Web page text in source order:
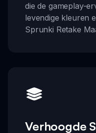
die de gameplay-
levendige kleuren
Sprunki Retake
Verhoogde